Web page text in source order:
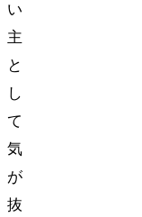
い
主
と
し
て
気
が
抜